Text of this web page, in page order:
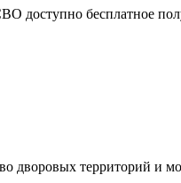
доступно бесплатное
дворовых территорий и